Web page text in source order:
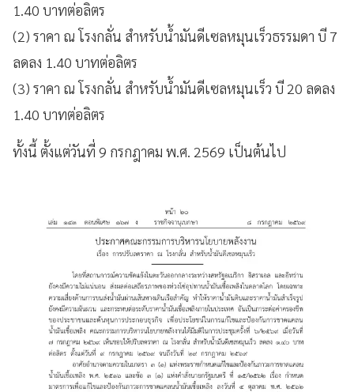
1.40 บาทต่อลิตร
(2) ราคา ณ โรงกลั่น สำหรับน้ำมันดีเซลหมุนเร็วธรรมดา บี 7
ลดลง 1.40 บาทต่อลิตร
(3) ราคา ณ โรงกลั่น สำหรับน้ำมันดีเซลหมุนเร็ว บี 20 ลดลง
1.40 บาทต่อลิตร
ทั้งนี้ ตั้งแต่วันที่ 9 กรกฎาคม พ.ศ. 2569 เป็นต้นไป